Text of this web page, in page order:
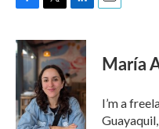
c
e
o
k
i
t
t
e
r
n
k
e
d
I
n
María
I’m a